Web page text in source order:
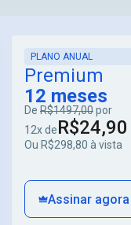
PLANO ANUAL
Premium
12 meses
De R$1497,00por
12x deR$24,90
Ou R$298,80 à vista
Assinar agora